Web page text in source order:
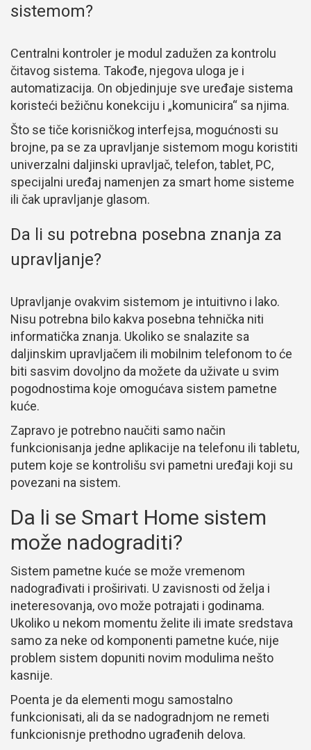
sistemom?
Centralni kontroler je modul zadužen za kontrolu
čitavog sistema. Takođe, njegova uloga je i
automatizacija. On objedinjuje sve uređaje sistema
koristeći bežičnu konekciju i „komunicira“ sa njima.
Što se tiče korisničkog interfejsa, mogućnosti su
brojne, pa se za upravljanje sistemom mogu koristiti
univerzalni daljinski upravljač, telefon, tablet, PC,
specijalni uređaj namenjen za smart home sisteme
ili čak upravljanje glasom.
Da li su potrebna posebna znanja za
upravljanje?
Upravljanje ovakvim sistemom je intuitivno i lako.
Nisu potrebna bilo kakva posebna tehnička niti
informatička znanja. Ukoliko se snalazite sa
daljinskim upravljačem ili mobilnim telefonom to će
biti sasvim dovoljno da možete da uživate u svim
pogodnostima koje omogućava sistem pametne
kuće.
Zapravo je potrebno naučiti samo način
funkcionisanja jedne aplikacije na telefonu ili tabletu,
putem koje se kontrolišu svi pametni uređaji koji su
povezani na sistem.
Da li se Smart Home sistem
može nadograditi?
Sistem pametne kuće se može vremenom
nadograđivati i proširivati. U zavisnosti od želja i
ineteresovanja, ovo može potrajati i godinama.
Ukoliko u nekom momentu želite ili imate sredstava
samo za neke od komponenti pametne kuće, nije
problem sistem dopuniti novim modulima nešto
kasnije.
Poenta je da elementi mogu samostalno
funkcionisati, ali da se nadogradnjom ne remeti
funkcionisnje prethodno ugrađenih delova.